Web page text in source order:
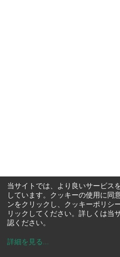
当サイトでは、より良いサービス
しています。クッキーの使用に同
ンをクリックし、クッキーポリシ
リックしてください。詳しくは当
認ください。
詳細を見る ...